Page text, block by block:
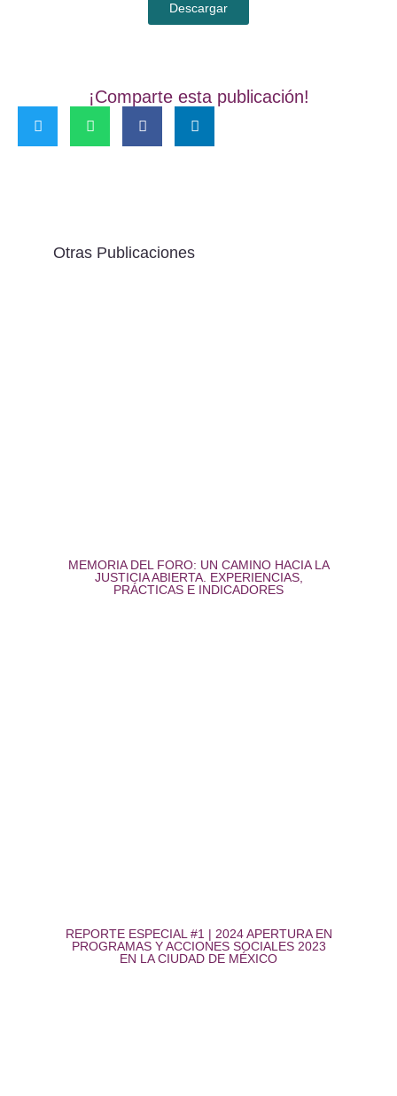
Descargar
¡Comparte esta publicación!
Otras Publicaciones
MEMORIA DEL FORO: UN CAMINO HACIA LA
JUSTICIA ABIERTA. EXPERIENCIAS,
PRÁCTICAS E INDICADORES
REPORTE ESPECIAL #1 | 2024 APERTURA EN
PROGRAMAS Y ACCIONES SOCIALES 2023
EN LA CIUDAD DE MÉXICO